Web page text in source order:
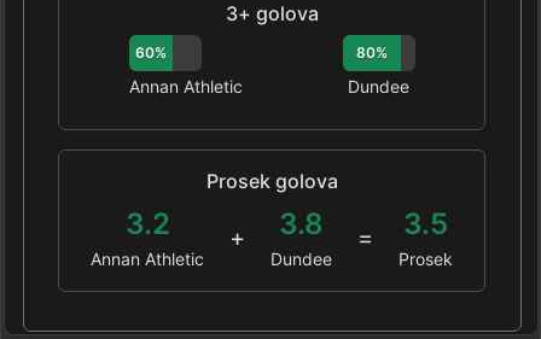
3+ golova
60%
Annan Athletic
80%
Dundee
Prosek golova
3.2
Annan Athletic
+ 3.8
Dundee
= 3.5
Prosek